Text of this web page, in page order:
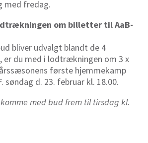
med fredag.
om billetter til AaB-
bliver udvalgt blandt de 4
er du med i lodtrækningen om 3 x
første hjemmekamp
søndag d. 23. februar kl. 18.00.
med bud frem til tirsdag kl.